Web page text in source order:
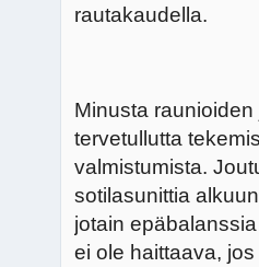
rautakaudella.
Minusta
tervetullutta
valmistumista.
sotilasunittia
jotain
ei ole haittaava,